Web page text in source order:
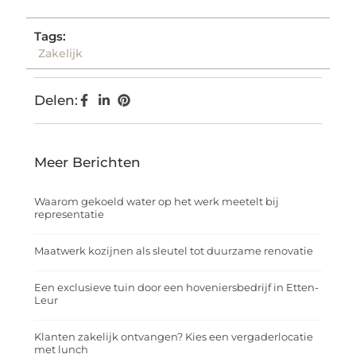
Tags:
Zakelijk
Delen:
Meer Berichten
Waarom gekoeld water op het werk meetelt bij
representatie
Maatwerk kozijnen als sleutel tot duurzame renovatie
Een exclusieve tuin door een hoveniersbedrijf in Etten-
Leur
Klanten zakelijk ontvangen? Kies een vergaderlocatie
met lunch